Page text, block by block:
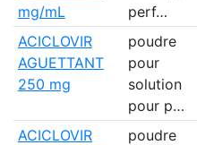
mg/mL
perf…
ACICLOVIR
AGUETTANT
250 mg
poudre
pour
solution
pour p…
ACICLOVIR
poudre